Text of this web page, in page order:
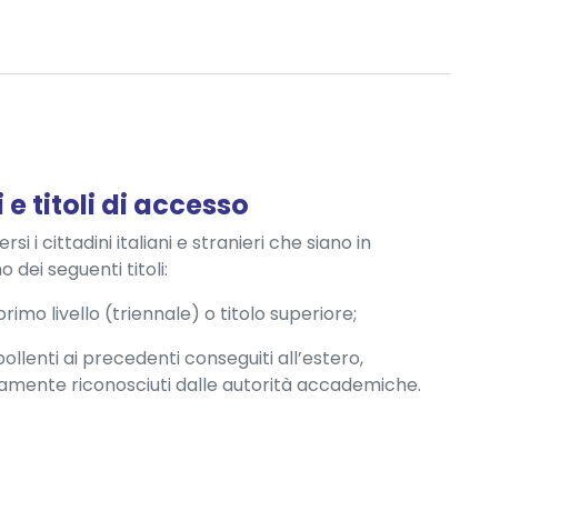
titoli di accesso
i cittadini italiani e stranieri che siano in
dei seguenti titoli:
livello (triennale) o titolo superiore;
ai precedenti conseguiti all’estero,
riconosciuti dalle autorità accademiche.